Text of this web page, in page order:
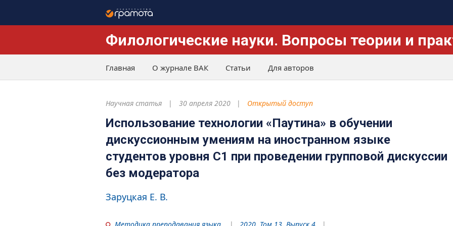
Филологические науки. Вопросы теории и
Главная О журнале ВАК Статьи Для авторов
Научная статья 30 апреля 2020 Открытый доступ
Использование технологии «Паутина» в обучении
дискуссионным умениям на иностранном языке
студентов уровня С1 при проведении групповой дискуссии
без модератора
Заруцкая Е. В.